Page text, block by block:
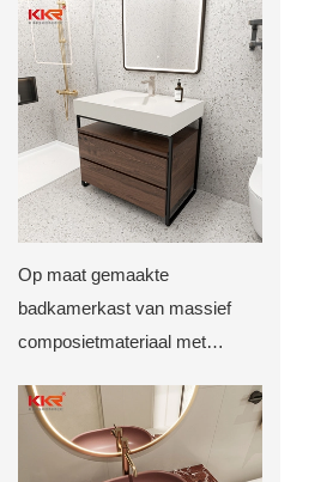
Op maat gemaakte
badkamerkast van massief
composietmateriaal met
badkamerkast voor hotels.